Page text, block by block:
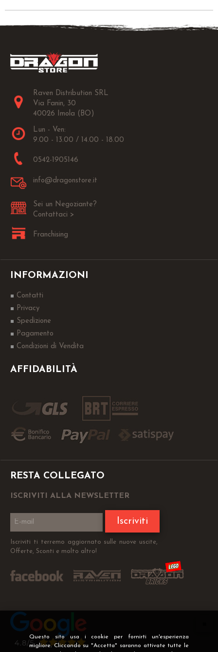
Questo sito usa i cookie per fornirti un'esperienza
migliore. Cliccando su "Accetta" saranno attivate tutte le
Raven Distribution SRL
Via Fanin, 30
40026 Imola (BO)
Lun - Ven:
9.00 - 13.00 / 14.00 - 18.00
0542-1905146
info@dragonstore.it
Sei un Negoziante?
Contattaci >
Franchising
INFORMAZIONI
Contatti
Privacy
Spedizione
Pagamento
Condizioni di Vendita
AFFIDABILITÀ
RESTA COLLEGATO
ISCRIVITI ALLA NEWSLETTER
Iscriviti
Iscriviti ti terremo aggiornato sulle nuove uscite,
Offerte, Sconti e molto altro!